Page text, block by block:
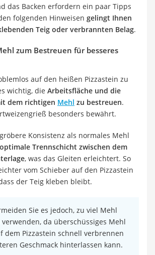
das Backen erfordern ein paar Tipps
folgenden Hinweisen gelingt Ihnen
Teig oder verbrannten Belag.
zum Bestreuen für besseres
auf den heißen Pizzastein zu
wichtig, die Arbeitsfläche und die
dem richtigen Mehl zu bestreuen.
besonders bewährt.
Konsistenz als normales Mehl
optimale Trennschicht zwischen dem
, was das Gleiten erleichtert. So
vom Schieber auf den Pizzastein
der Teig kleben bleibt.
Sie es jedoch, zu viel Mehl
da überschüssiges Mehl
dem Pizzastein schnell verbrennen
Geschmack hinterlassen kann.